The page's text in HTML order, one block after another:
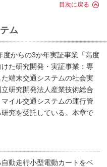
目次に戻る
ム
度からの3か年実証事業「高度
た研究開発・実証事業：専
端末交通システムの社会実
研究開発法人産業技術総合
イル交通システムの運行管
究を受託している。本章で
動走行小型電動カートをベ